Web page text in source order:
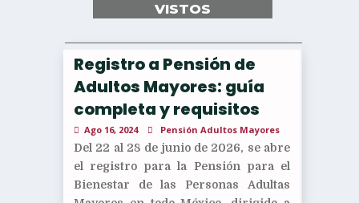
VISTOS
Registro a Pensión de
Adultos Mayores: guía
completa y requisitos
Ago 16, 2024 Pensión Adultos Mayores
Del 22 al 28 de junio de 2026, se abre
el registro para la Pensión para el
Bienestar de las Personas Adultas